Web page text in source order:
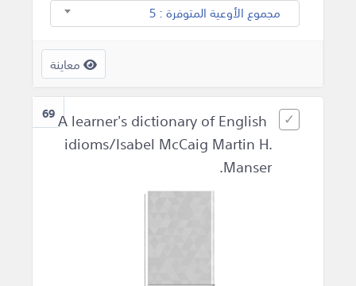
مجموع الأوعية المتوفرة : 5
معاينة
69A learner's dictionary of English
idioms/Isabel McCaig Martin H.
Manser.